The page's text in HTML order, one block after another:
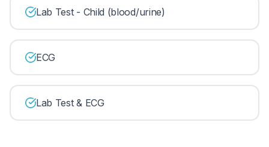
Lab Test - Child (blood/urine)
ECG
Lab Test & ECG